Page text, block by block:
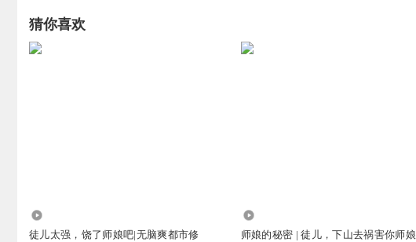
猜你喜欢
徒儿太强，饶了师娘吧|无脑爽都市修
师娘的秘密 | 徒儿，下山去祸害你师娘